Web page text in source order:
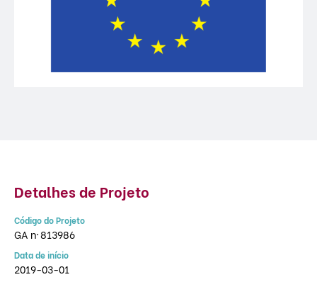
Detalhes de Projeto
Código do Projeto
GA nº 813986
Data de início
2019-03-01